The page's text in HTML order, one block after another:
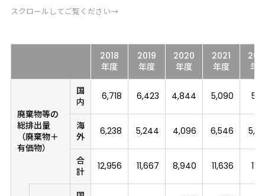
スクロールしてご覧ください→
2018
年度
2019
年度
2020
年度
2021
年度
年
廃棄物等の
総排出量
（廃棄物＋
有価物）
国
内
6,718 6,423 4,844 5,090
海
外
6,238 5,244 4,096 6,546
合
計
12,956 11,667 8,940 11,636